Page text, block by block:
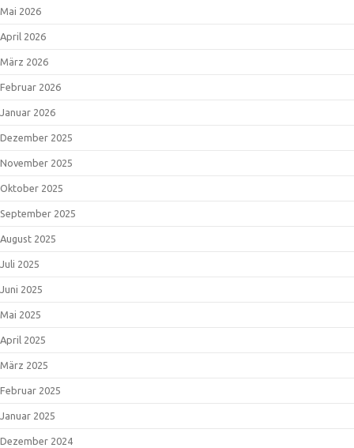
Mai 2026
April 2026
März 2026
Februar 2026
Januar 2026
Dezember 2025
November 2025
Oktober 2025
September 2025
August 2025
Juli 2025
Juni 2025
Mai 2025
April 2025
März 2025
Februar 2025
Januar 2025
Dezember 2024